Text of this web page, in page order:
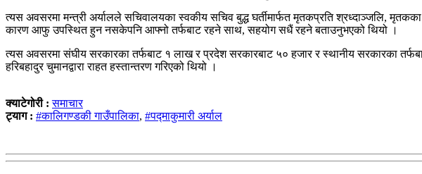
त्यस अवसरमा मन्त्री अर्यालले सचिवालयका स्वकीय सचिव बुद्ध घर्तीमार्फत मृतकप्रति श्रध्दाञ्जलि, मृतकका
कारण आफु उपस्थित हुन नसकेपनि आफ्नो तर्फबाट रहने साथ, सहयोग सधैं रहने बताउनुभएको थियो ।
त्यस अवसरमा संघीय सरकारका तर्फबाट १ लाख र प्रदेश सरकारबाट ५० हजार र स्थानीय सरकारका
हरिबहादुर चुमानद्वारा राहत हस्तान्तरण गरिएको थियो ।
क्याटेगोरी :समाचार
ट्याग : #कालिगण्डकी गाउँपालिका, #पद्माकुमारी अर्याल